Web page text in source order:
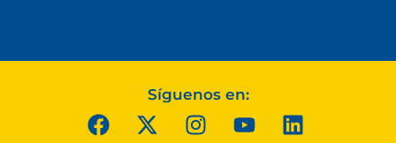
Síguenos en: